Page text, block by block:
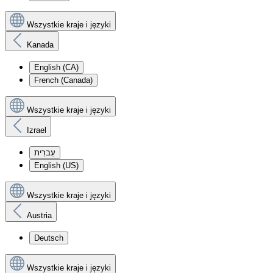
Wszystkie kraje i języki
Kanada
English (CA)
French (Canada)
Wszystkie kraje i języki
Izrael
עִברִית
English (US)
Wszystkie kraje i języki
Austria
Deutsch
Wszystkie kraje i języki